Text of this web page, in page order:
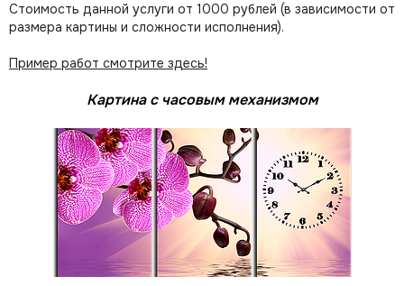
Стоимость данной услуги от 1000 рублей (в зависимости от
размера картины и сложности исполнения).
Пример работ смотрите здесь!
Картина с часовым механизмом